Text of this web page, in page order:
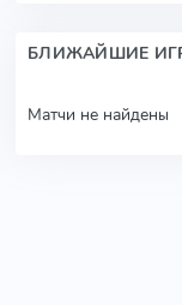
БЛИЖАЙШИЕ
Матчи не найдены